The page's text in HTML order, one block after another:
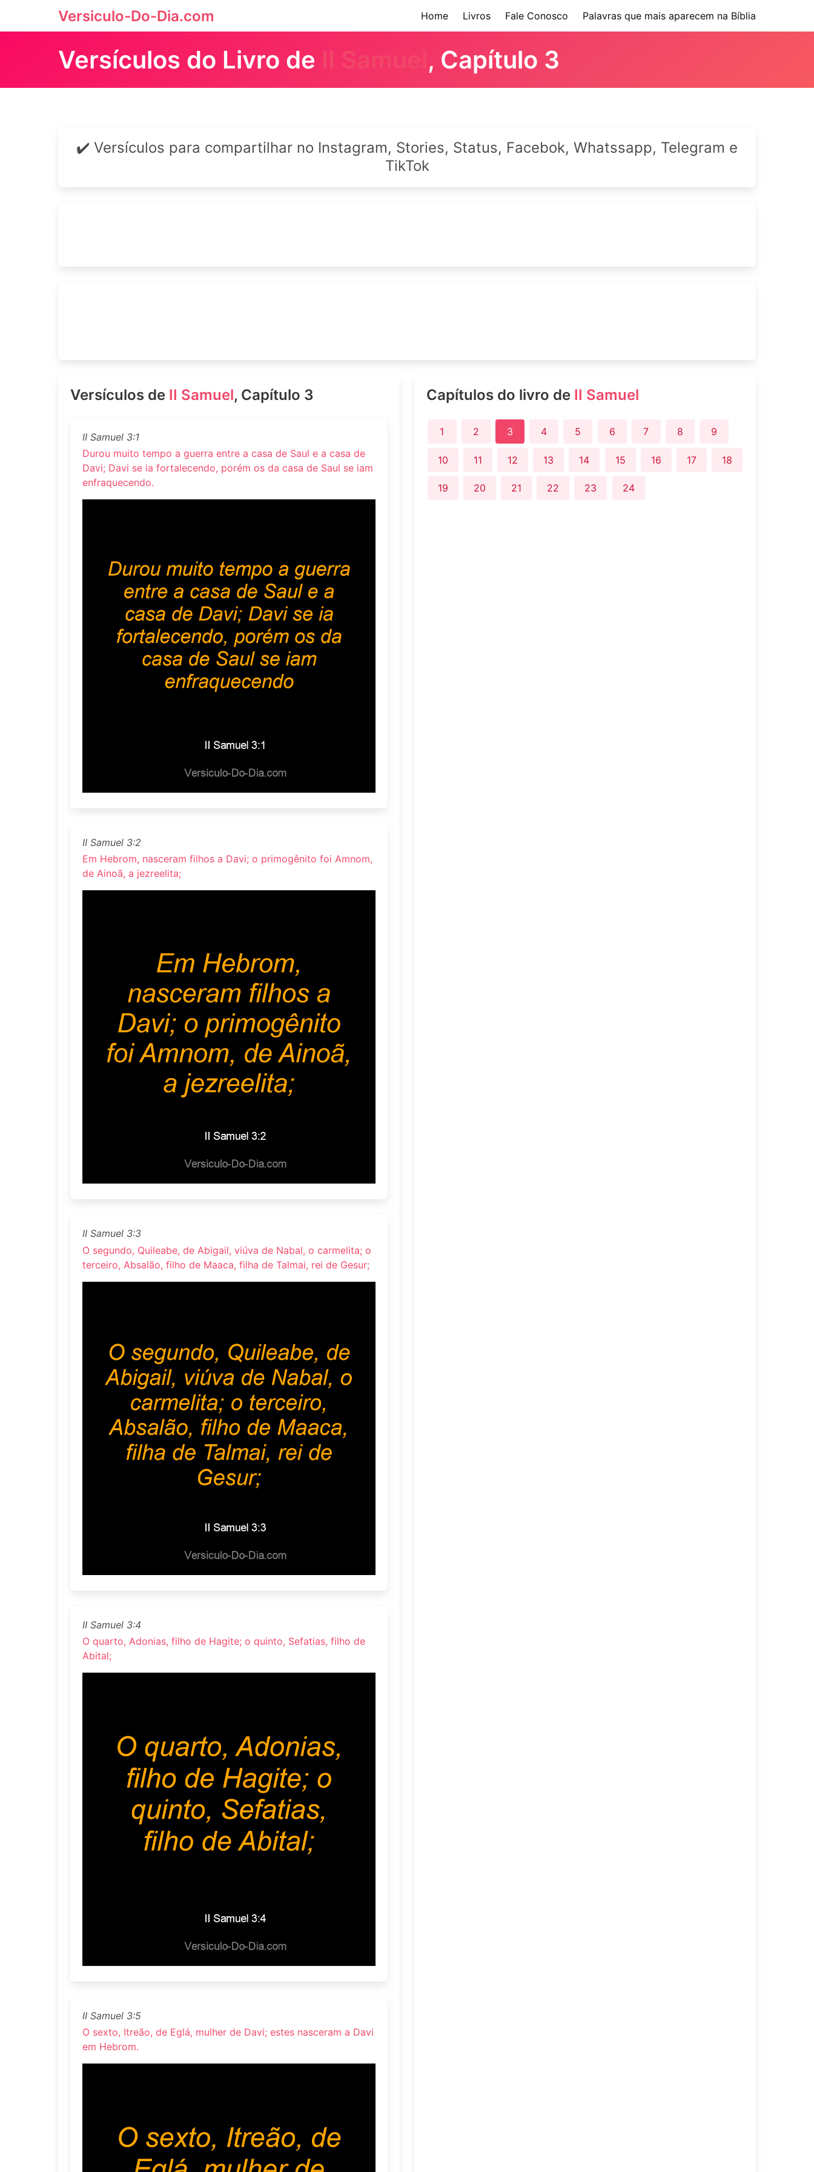
Versiculo-Do-Dia.com Home Livros Fale Conosco Palavras que mais aparecem na Bíblia
Versículos do Livro de II Samuel , Capítulo 3
✔️ Versículos para compartilhar no Instagram, Stories, Status, Facebok, Whatssapp, Telegram e
TikTok
Versículos de II Samuel, Capítulo 3
II Samuel 3:1
Durou muito tempo a guerra entre a casa de Saul e a casa de
Davi; Davi se ia fortalecendo, porém os da casa de Saul se iam
enfraquecendo.
II Samuel 3:2
Em Hebrom, nasceram filhos a Davi; o primogênito foi Amnom,
de Ainoã, a jezreelita;
II Samuel 3:3
O segundo, Quileabe, de Abigail, viúva de Nabal, o carmelita; o
terceiro, Absalão, filho de Maaca, filha de Talmai, rei de Gesur;
II Samuel 3:4
O quarto, Adonias, filho de Hagite; o quinto, Sefatias, filho de
Abital;
II Samuel 3:5
O sexto, Itreão, de Eglá, mulher de Davi; estes nasceram a Davi
em Hebrom.
Capítulos do livro de II Samuel
1 2 3 4 5 6 7 8 9
10 11 12 13 14 15 16 17 18
19 20 21 22 23 24